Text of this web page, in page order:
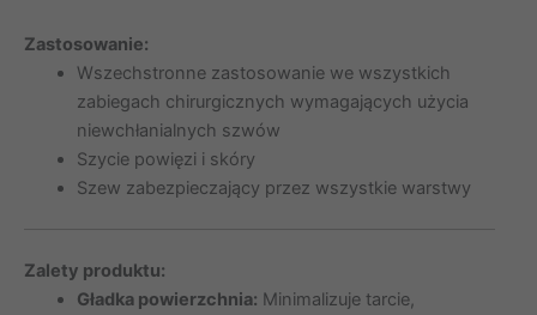
Zastosowanie:
Wszechstronne zastosowanie we wszystkich
zabiegach chirurgicznych wymagających użycia
niewchłanialnych szwów
Szycie powięzi i skóry
Szew zabezpieczający przez wszystkie warstwy
Zalety produktu:
Gładka powierzchnia: Minimalizuje tarcie,